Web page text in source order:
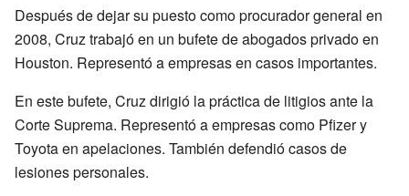
Después de dejar su puesto como procurador general en
2008, Cruz trabajó en un bufete de abogados privado en
Houston. Representó a empresas en casos importantes.
En este bufete, Cruz dirigió la práctica de litigios ante la
Corte Suprema. Representó a empresas como Pfizer y
Toyota en apelaciones. También defendió casos de
lesiones personales.